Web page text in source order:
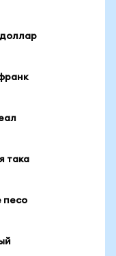
доллар
така
песо